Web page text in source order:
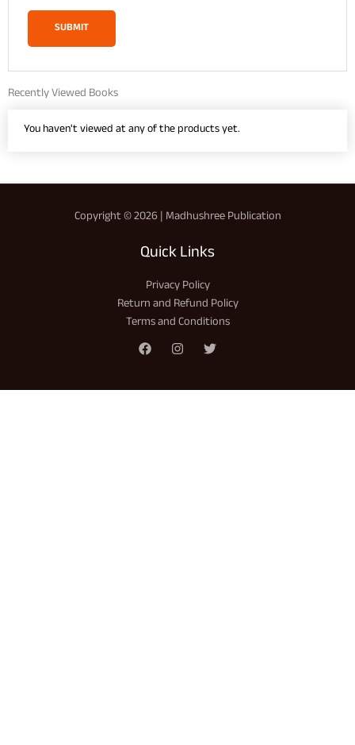
Recently Viewed Books
You haven't viewed at any of the products yet.
Copyright © 2026 | Madhushree Publication
Quick Links
Privacy Policy
Return and Refund Policy
Terms and Conditions